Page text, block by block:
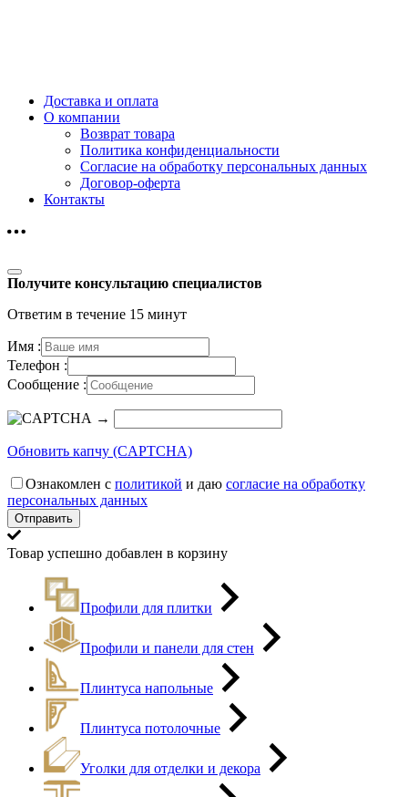
Доставка и оплата
О компании
Возврат товара
Политика конфиденциальности
Согласие на обработку персональных данных
Договор-оферта
Контакты
Получите консультацию специалистов
Ответим в течение 15 минут
Имя :
Телефон :
Сообщение :
→
Обновить капчу (CAPTCHA)
Ознакомлен с политикой и даю согласие на обработку
персональных данных
Товар успешно добавлен в корзину
Профили для плитки
Профили и панели для стен
Плинтуса напольные
Плинтуса потолочные
Уголки для отделки и декора